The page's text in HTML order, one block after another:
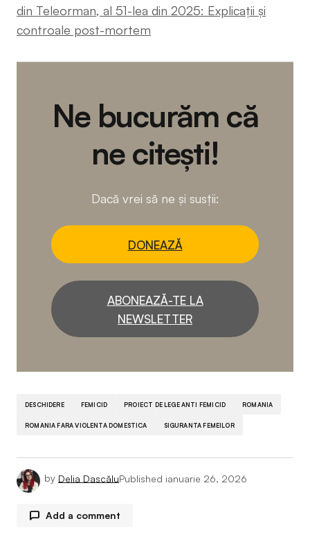
din Teleorman, al 51-lea din 2025: Explicații și
controale post-mortem
Ne bucurăm că
ne citești!
Dacă vrei să ne și susții:
DONEAZĂ
ABONEAZĂ-TE LA
NEWSLETTER
DESCHIDERE FEMICID PROIECT DE LEGE ANTI FEMICID ROMANIA
ROMANIA FARA VIOLENTA DOMESTICA SIGURANTA FEMEILOR
by Delia DascăluPublished ianuarie 26, 2026
Add a comment